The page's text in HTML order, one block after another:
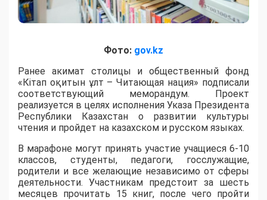
Фото: gov.kz
Ранее акимат столицы и общественный фонд
«Кітап оқитын ұлт – Читающая нация» подписали
соответствующий меморандум. Проект
реализуется в целях исполнения Указа Президента
Республики Казахстан о развитии культуры
чтения и пройдет на казахском и русском языках.
В марафоне могут принять участие учащиеся 6-10
классов, студенты, педагоги, госслужащие,
родители и все желающие независимо от сферы
деятельности. Участникам предстоит за шесть
месяцев прочитать 15 книг, после чего пройти